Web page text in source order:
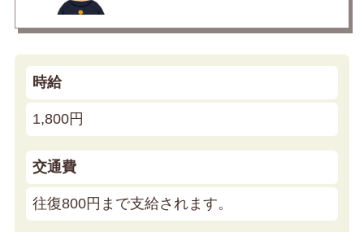
時給
1,800円
交通費
往復800円まで支給されます。